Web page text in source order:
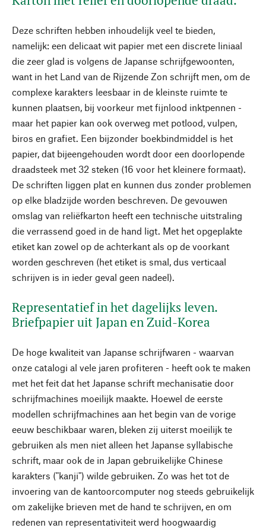
Deze schriften hebben inhoudelijk veel te bieden,
namelijk: een delicaat wit papier met een discrete liniaal
die zeer glad is volgens de Japanse schrijfgewoonten,
want in het Land van de Rijzende Zon schrijft men, om de
complexe karakters leesbaar in de kleinste ruimte te
kunnen plaatsen, bij voorkeur met fijnlood inktpennen -
maar het papier kan ook overweg met potlood, vulpen,
biros en grafiet. Een bijzonder boekbindmiddel is het
papier, dat bijeengehouden wordt door een doorlopende
draadsteek met 32 steken (16 voor het kleinere formaat).
De schriften liggen plat en kunnen dus zonder problemen
op elke bladzijde worden beschreven. De gevouwen
omslag van reliëfkarton heeft een technische uitstraling
die verrassend goed in de hand ligt. Met het opgeplakte
etiket kan zowel op de achterkant als op de voorkant
worden geschreven (het etiket is smal, dus verticaal
schrijven is in ieder geval geen nadeel).
Representatief in het dagelijks leven.
Briefpapier uit Japan en Zuid-Korea
De hoge kwaliteit van Japanse schrijfwaren - waarvan
onze catalogi al vele jaren profiteren - heeft ook te maken
met het feit dat het Japanse schrift mechanisatie door
schrijfmachines moeilijk maakte. Hoewel de eerste
modellen schrijfmachines aan het begin van de vorige
eeuw beschikbaar waren, bleken zij uiterst moeilijk te
gebruiken als men niet alleen het Japanse syllabische
schrift, maar ook de in Japan gebruikelijke Chinese
karakters ("kanji") wilde gebruiken. Zo was het tot de
invoering van de kantoorcomputer nog steeds gebruikelijk
om zakelijke brieven met de hand te schrijven, en om
redenen van representativiteit werd hoogwaardig